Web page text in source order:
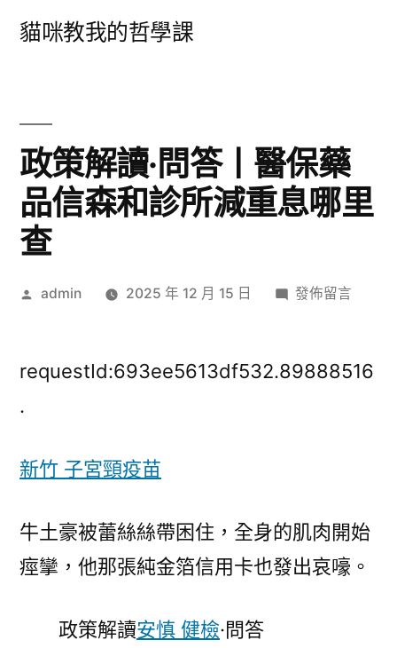
貓咪教我的哲學課
政策解讀·問答丨醫保藥
品信森和診所減重息哪里
查
作
admin 2025 年 12 月 15 日
在
解
保
藥
發佈留言
requestId:693ee5613df532.89888516
.
新竹 子宮頸疫苗
牛土豪被蕾絲絲帶困住，全身的肌肉開始
痙攣，他那張純金箔信用卡也發出哀嚎。
政策解讀安慎 健檢·問答